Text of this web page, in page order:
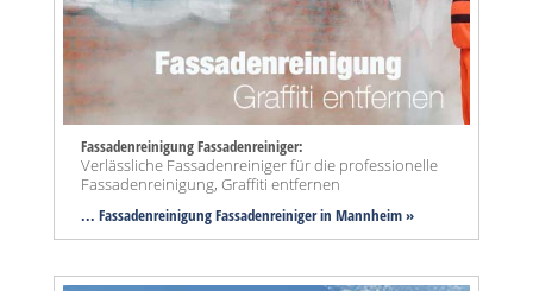
Fassadenreinigung Fassadenreiniger:
Verlässliche Fassadenreiniger für die professionelle
Fassadenreinigung, Graffiti entfernen
... Fassadenreinigung Fassadenreiniger in Mannheim »